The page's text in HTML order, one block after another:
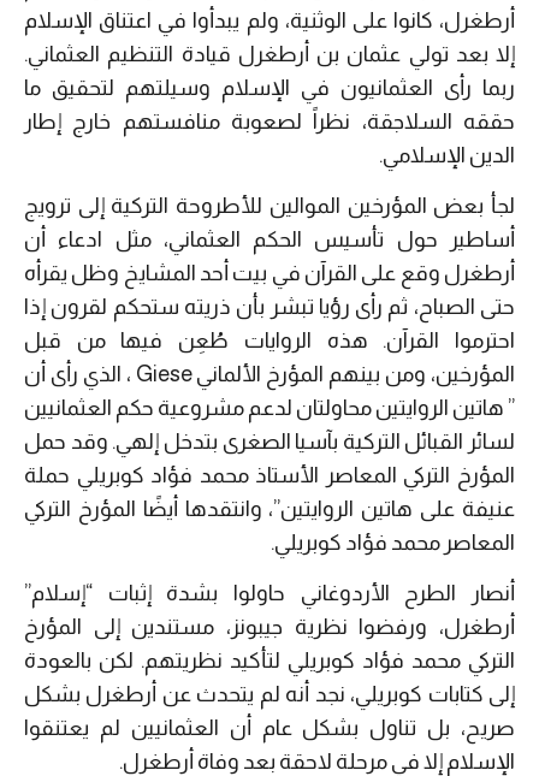
أرطغرل، كانوا على الوثنية، ولم يبدأوا في اعتناق الإسلام
إلا بعد تولي عثمان بن أرطغرل قيادة التنظيم العثماني.
ربما رأى العثمانيون في الإسلام وسيلتهم لتحقيق ما
حققه السلاجقة، نظراً لصعوبة منافستهم خارج إطار
الدين الإسلامي.
لجأ بعض المؤرخين الموالين للأطروحة التركية إلى ترويج
أساطير حول تأسيس الحكم العثماني، مثل ادعاء أن
أرطغرل وقع على القرآن في بيت أحد المشايخ وظل يقرأه
حتى الصباح، ثم رأى رؤيا تبشر بأن ذريته ستحكم لقرون إذا
احترموا القرآن. هذه الروايات طُعِن فيها من قبل
المؤرخين، ومن بينهم المؤرخ الألماني Giese ، الذي رأى أن
” هاتين الروايتين محاولتان لدعم مشروعية حكم العثمانيين
لسائر القبائل التركية بآسيا الصغرى بتدخل إلهي. وقد حمل
المؤرخ التركي المعاصر الأستاذ محمد فؤاد كوبريلي حملة
عنيفة على هاتين الروايتين”، وانتقدها أيضًا المؤرخ التركي
المعاصر محمد فؤاد كوبريلي.
أنصار الطرح الأردوغاني حاولوا بشدة إثبات “إسلام”
أرطغرل، ورفضوا نظرية جيبونز، مستندين إلى المؤرخ
التركي محمد فؤاد كوبريلي لتأكيد نظريتهم. لكن بالعودة
إلى كتابات كوبريلي، نجد أنه لم يتحدث عن أرطغرل بشكل
صريح، بل تناول بشكل عام أن العثمانيين لم يعتنقوا
الإسلام إلا في مرحلة لاحقة بعد وفاة أرطغرل.